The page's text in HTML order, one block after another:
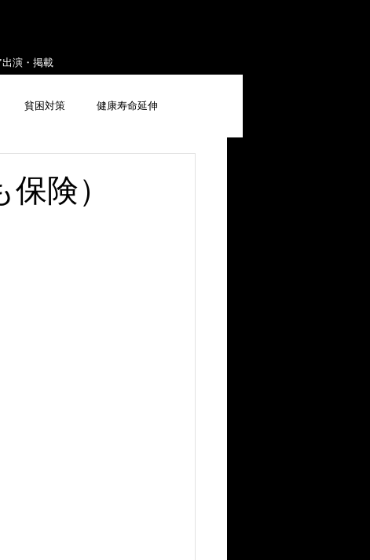
出演・掲載
貧困対策 健康寿命延伸
険）